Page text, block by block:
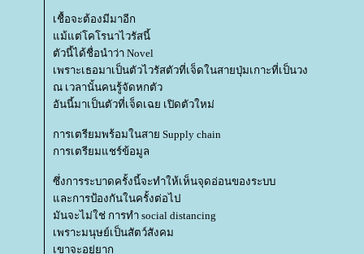
เชื้อจะต้องมีมาอีก
ม้แต่โคโรนาไวรัสนี้
ตัวนี้ได้ชื่อนำว่า Novel
เพราะเธอมาเป็นตัวไวรัสตัวที่เจ็ดในสายปุ่มเกาะที่เป็นวง
ณ เวลานั้นคนรู้จัดหกตัว
อันนี้มาเป็นตัวที่เจ็ดเฉย เปิดตัวใหม่
การเตรียมพร้อมในสาย Supply chain
การเตรียมแชร์ข้อมูล
ซึ่งการระบาดครั้งนี้จะทำให้เห็นจุดอ่อนของระบบ
ละการป้องกันในครั้งต่อไป
มันจะไม่ใช่ การทำ social distancing
เพราะมนุษย์เป็นสัตว์สังคม
เขาจะอยู่ยาก